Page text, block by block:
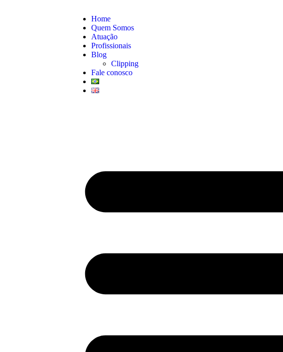
Home
Quem Somos
Atuação
Profissionais
Blog
Clipping
Fale conosco